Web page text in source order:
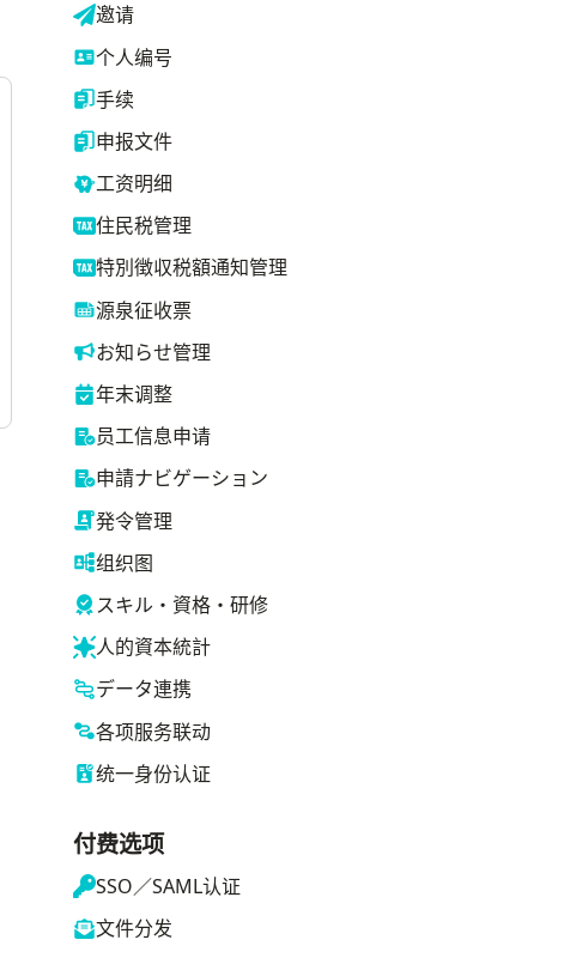
邀请
个人编号
手续
申报文件
工资明细
住民税管理
特別徴収税額通知管理
源泉征收票
お知らせ管理
年末调整
员工信息申请
申請ナビゲーション
発令管理
组织图
スキル・資格・研修
人的資本統計
データ連携
各项服务联动
统一身份认证
付费选项
SSO／SAML认证
文件分发